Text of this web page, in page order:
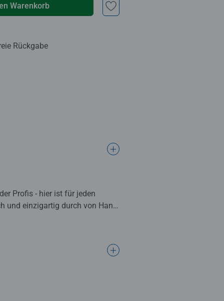
Warenkorb
Rückgabe
Profis - hier ist für jeden
und einzigartig durch von Hand
Herausforderung
im